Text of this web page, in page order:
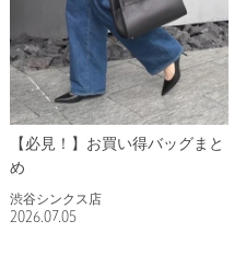
【必見！】お買い得バッグまと
め
渋谷シンクス店
2026.07.05